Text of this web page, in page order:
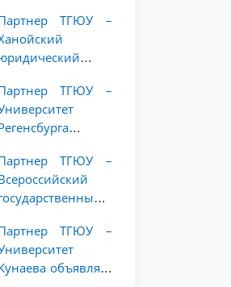
объявляет
программу
академической
мобильности для
студентов 2–3
курсов
объявляет
программу
академической
студентов 2–3
курсов ТГЮУ
ТГЮУ –
2–3
ТГЮУ –
для
ТГЮУ –
ТГЮУ –
объявляет